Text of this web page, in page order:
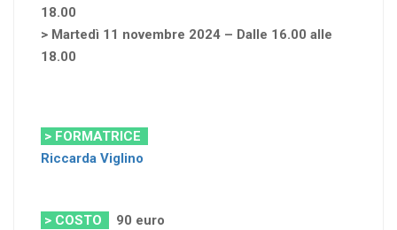
18.00
> Martedì 11 novembre 2024 – Dalle 16.00 alle
18.00
> FORMATRICE
Riccarda Viglino
> COSTO 90 euro